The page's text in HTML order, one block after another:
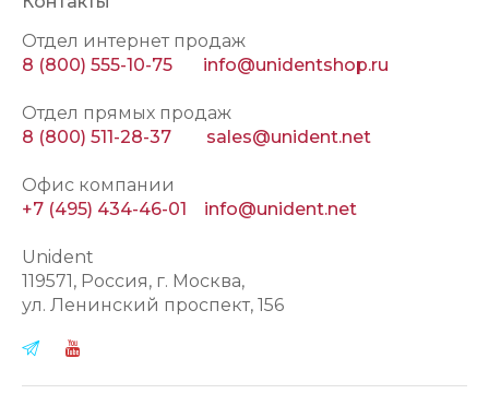
Отдел интернет продаж
8 (800) 555-10-75
info@unidentshop.ru
Отдел прямых продаж
8 (800) 511-28-37
sales@unident.net
Офис компании
+7 (495) 434-46-01
info@unident.net
Unident
119571, Россия, г. Москва,
ул. Ленинский проспект, 156